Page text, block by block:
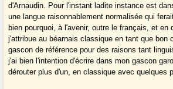
d'Arnaudin. Pour l'instant ladite instance est
une langue raisonnablement normalisée qui
bien pourquoi, à l'avenir, outre le français, et en
j'attribue au béarnais classique en tant que bon
gascon de référence pour des raisons tant
j'ai bien l'intention d'écrire dans mon gascon
dérouter plus d'un, en classique avec quelques